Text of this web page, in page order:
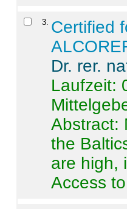
3 Certified
Dr. rer.
Laufzeit:
Abstract:
the
are high,
Access